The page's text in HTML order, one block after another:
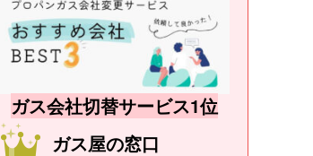
ガス会社切替サービス1位
ガス屋の窓口